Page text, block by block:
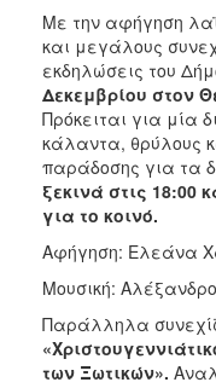
ΑΝΘΕΚΤΙΚΗ
ΠΟΛΗΜε την αφήγηση
και μεγάλους
εκδηλώσεις του
Δεκεμβρίου στον
Πρόκειται για μία
κάλαντα, θρύλους
παράδοσης για τα
ξεκινά στις 18:00
για το κοινό.
Αφήγηση: Ελεάνα
Μουσική:
Παράλληλα
των Ξωτικών».